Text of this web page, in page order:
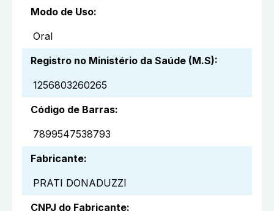
Modo de Uso:
Oral
Registro no Ministério da Saúde (M.S):
1256803260265
Código de Barras:
7899547538793
Fabricante:
PRATI DONADUZZI
CNPJ do Fabricante: